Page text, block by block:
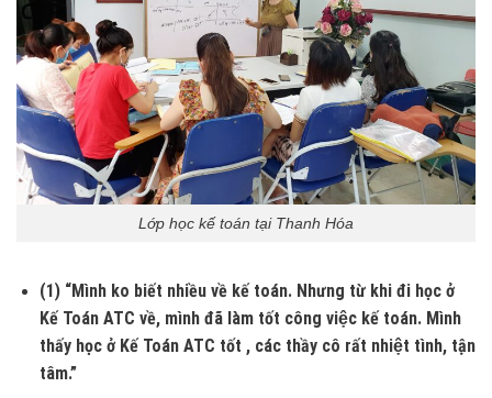
Lớp học kế toán tại Thanh Hóa
(1) “Mình ko biết nhiều về kế toán. Nhưng từ khi đi học ở
Kế Toán ATC về, mình đã làm tốt công việc kế toán. Mình
thấy học ở Kế Toán ATC tốt , các thầy cô rất nhiệt tình, tận
tâm.”